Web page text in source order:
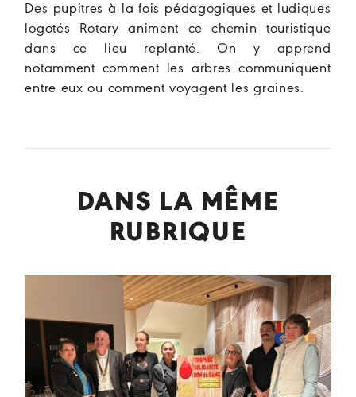
Des pupitres à la fois pédagogiques et ludiques
logotés Rotary animent ce chemin touristique
dans ce lieu replanté. On y apprend
notamment comment les arbres communiquent
entre eux ou comment voyagent les graines.
DANS LA MÊME
RUBRIQUE